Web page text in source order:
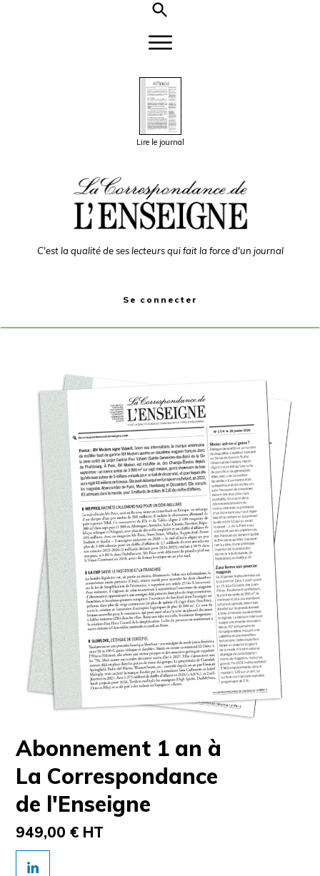
Lire le journal
C'est la qualité de ses lecteurs qui fait la force d'un journal
Se connecter
Abonnement 1 an à
La Correspondance
de l'Enseigne
949,00 € HT